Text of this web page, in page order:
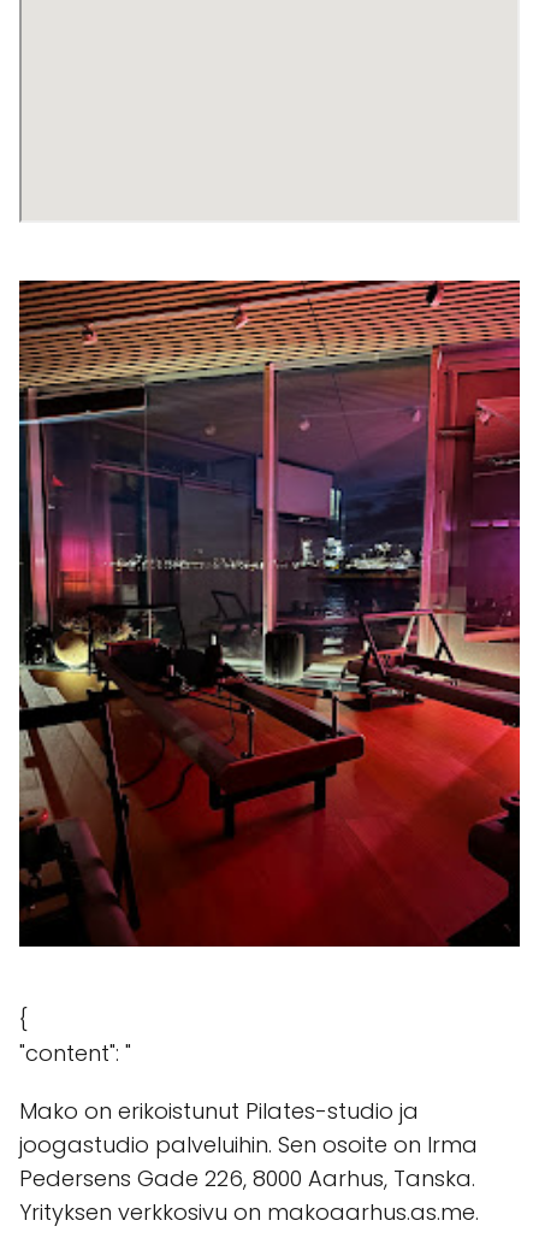
{
"content": "
Mako on erikoistunut Pilates-studio ja
joogastudio palveluihin. Sen osoite on Irma
Pedersens Gade 226, 8000 Aarhus, Tanska.
Yrityksen verkkosivu on makoaarhus.as.me.